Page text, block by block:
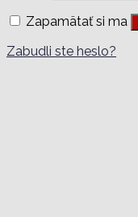
Zapamätať si ma
Zabudli ste heslo?